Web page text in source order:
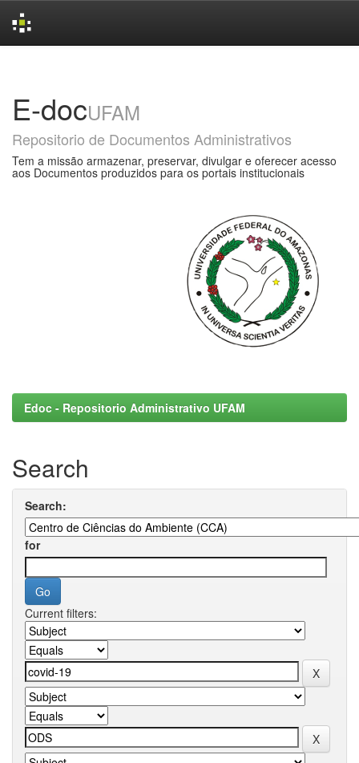
E-docUFAM
Repositorio de Documentos Administrativos
Tem a missão armazenar, preservar, divulgar e oferecer acesso
aos Documentos produzidos para os portais institucionais
Edoc - Repositorio Administrativo UFAM
Search
Search:
for
Current filters: